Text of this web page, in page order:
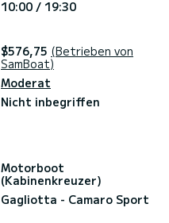
10:00 / 19:30
$576,75 (Betrieben von
SamBoat)
Moderat
Nicht inbegriffen
Motorboot
(Kabinenkreuzer)
Gagliotta - Camaro Sport